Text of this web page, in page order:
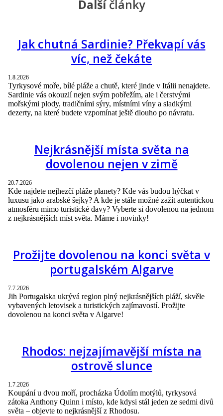
Dalšíčlánky
Jak chutná Sardinie? Překvapí vás
víc, než čekáte
1.8.2026
Tyrkysové moře, bílé pláže a chutě, které jinde v Itálii nenajdete.
Sardinie vás okouzlí nejen svým pobřežím, ale i čerstvými
mořskými plody, tradičními sýry, místními víny a sladkými
dezerty, na které budete vzpomínat ještě dlouho po návratu.
Nejkrásnější místa světa na
dovolenou nejen v zimě
20.7.2026
Kde najdete nejhezčí pláže planety? Kde vás budou hýčkat v
luxusu jako arabské šejky? A kde je stále možné zažít autentickou
atmosféru mimo turistické davy? Vyberte si dovolenou na jednom
z nejkrásnějších míst světa. Máme i novinky!
Prožijte dovolenou na konci světa v
portugalském Algarve
7.7.2026
Jih Portugalska ukrývá region plný nejkrásnějších pláží, skvěle
vybavených letovisek a turistických zajímavostí. Prožijte
dovolenou na konci světa v Algarve!
Rhodos: nejzajímavější místa na
ostrově slunce
1.7.2026
Koupání u dvou moří, procházka Údolím motýlů, tyrkysová
zátoka Anthony Quinn i místo, kde kdysi stál jeden ze sedmi divů
světa – objevte to nejkrásnější z Rhodosu.